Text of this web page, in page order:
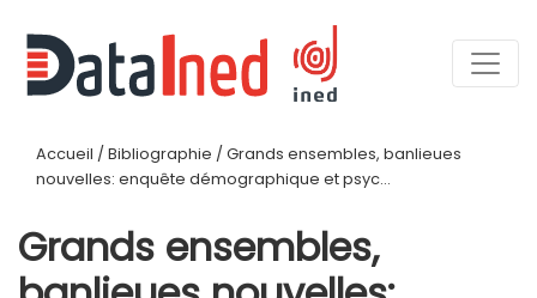
Accueil / Bibliographie / Grands ensembles, banlieues
nouvelles: enquête démographique et psyc...
Grands ensembles,